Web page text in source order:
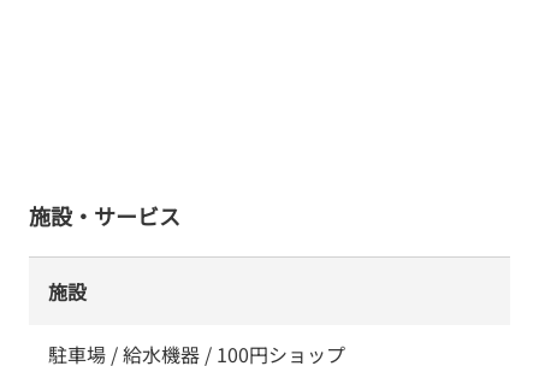
施設・サービス
施設
駐車場 / 給水機器 / 100円ショップ